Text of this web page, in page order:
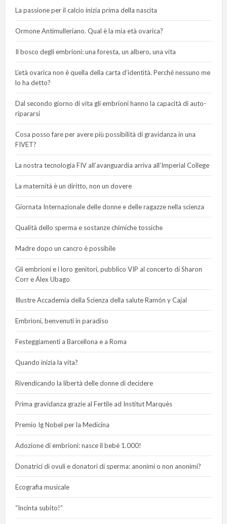
La passione per il calcio inizia prima della nascita
Ormone Antimulleriano. Qual è la mia età ovarica?
Il bosco degli embrioni: una foresta, un albero, una vita
L’età ovarica non è quella della carta d’identità. Perché nessuno me
lo ha detto?
Dal secondo giorno di vita gli embrioni hanno la capacità di auto-
ripararsi
Cosa posso fare per avere più possibilità di gravidanza in una
FIVET?
La nostra tecnologia FIV all’avanguardia arriva all’Imperial College
La maternità è un diritto, non un dovere
Giornata Internazionale delle donne e delle ragazze nella scienza
Qualità dello sperma e sostanze chimiche tossiche
Madre dopo un cancro è possibile
Gli embrioni e i loro genitori, pubblico VIP al concerto di Sharon
Corr e Álex Ubago
Illustre Accademia della Scienza della salute Ramón y Cajal
Embrioni, benvenuti in paradiso
Festeggiamenti a Barcellona e a Roma
Quando inizia la vita?
Rivendicando la libertà delle donne di decidere
Prima gravidanza grazie al Fertile ad Institut Marquès
Premio Ig Nobel per la Medicina
Adozione di embrioni: nasce il bebè 1.000!
Donatrici di ovuli e donatori di sperma: anonimi o non anonimi?
Ecografia musicale
“Incinta subito!”